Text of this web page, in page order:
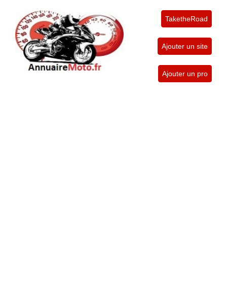
TaketheRoad
Ajouter un site
Ajouter un pro